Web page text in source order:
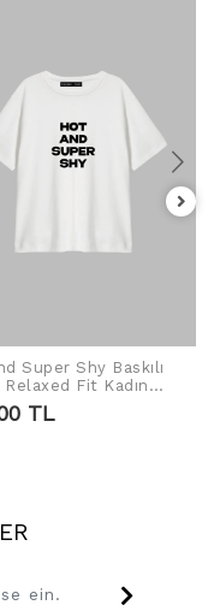
DEN WARENKORB
LEGEN
Super Shy Baskılı
Relaxed Fit Kadın
TL